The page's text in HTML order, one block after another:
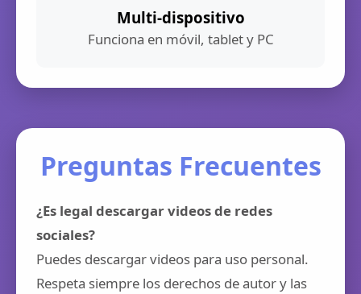
Multi-dispositivo
Funciona en móvil, tablet y PC
Preguntas Frecuentes
¿Es legal descargar videos de redes
sociales?
Puedes descargar videos para uso personal.
Respeta siempre los derechos de autor y las